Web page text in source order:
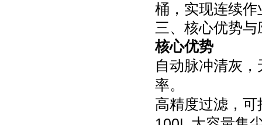
桶，实现连续
三、核心优势与
核心优势
自动脉冲清灰
率。
高精度过滤，